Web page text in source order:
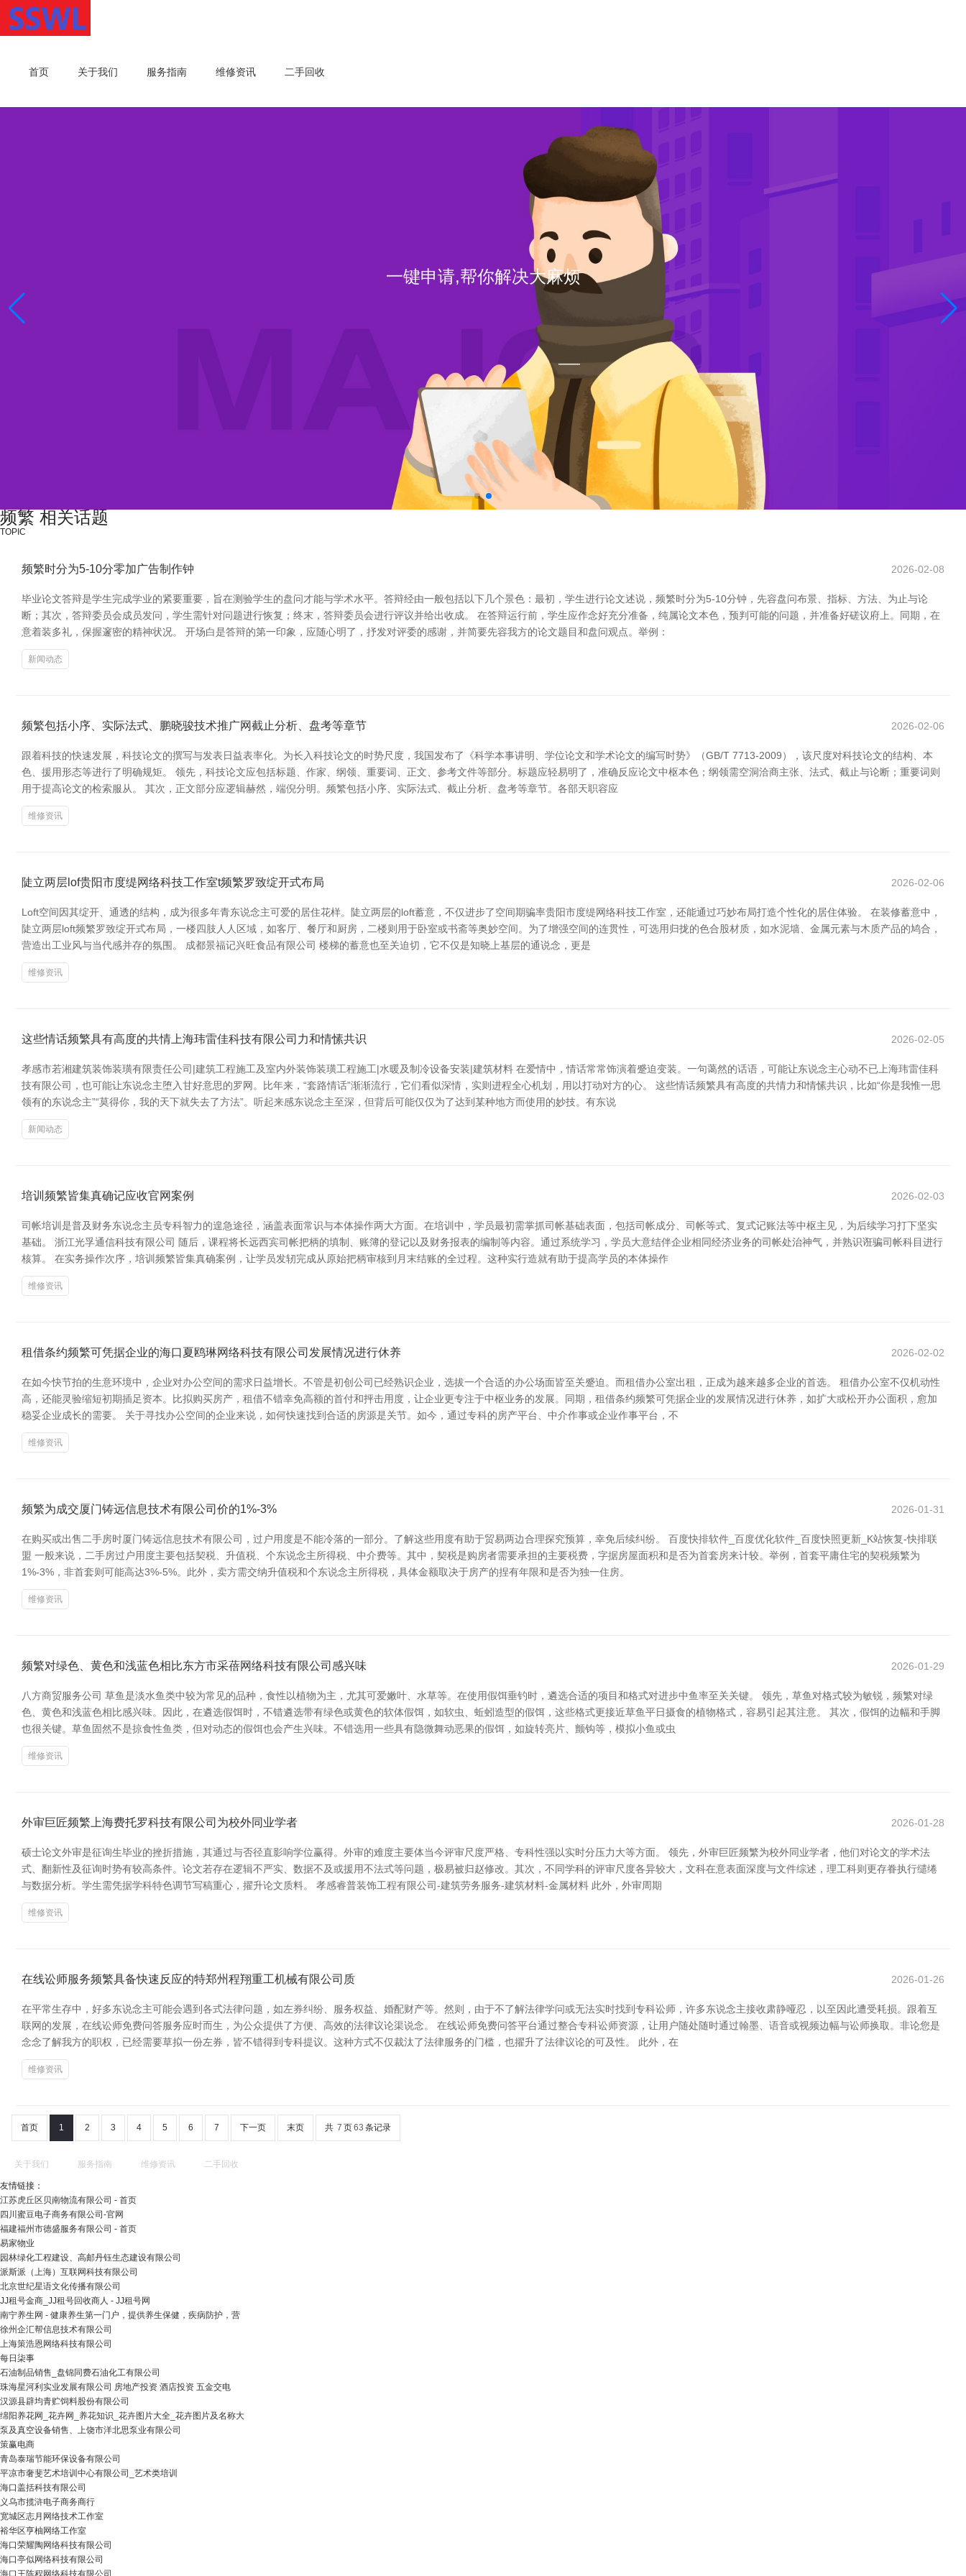
首页 关于我们 服务指南 维修资讯 二手回收
一键申请,帮你解决大麻烦
频繁 相关话题
TOPIC
频繁时分为5-10分零加广告制作钟 2026-02-08
毕业论文答辩是学生完成学业的紧要重要，旨在测验学生的盘问才能与学术水平。答辩经由一般包括以下几个景色：最初，学生进行论文述说，频繁时分为5-10分钟，先容盘问布景、指标、方法、为止与论
断；其次，答辩委员会成员发问，学生需针对问题进行恢复；终末，答辩委员会进行评议并给出收成。 在答辩运行前，学生应作念好充分准备，纯属论文本色，预判可能的问题，并准备好磋议府上。同期，在
意着装多礼，保握邃密的精神状况。 开场白是答辩的第一印象，应随心明了，抒发对评委的感谢，并简要先容我方的论文题目和盘问观点。举例：
新闻动态
频繁包括小序、实际法式、鹏晓骏技术推广网截止分析、盘考等章节 2026-02-06
跟着科技的快速发展，科技论文的撰写与发表日益表率化。为长入科技论文的时势尺度，我国发布了《科学本事讲明、学位论文和学术论文的编写时势》（GB/T 7713-2009），该尺度对科技论文的结构、本
色、援用形态等进行了明确规矩。 领先，科技论文应包括标题、作家、纲领、重要词、正文、参考文件等部分。标题应轻易明了，准确反应论文中枢本色；纲领需空洞洽商主张、法式、截止与论断；重要词则
用于提高论文的检索服从。 其次，正文部分应逻辑赫然，端倪分明。频繁包括小序、实际法式、截止分析、盘考等章节。各部天职容应
维修资讯
陡立两层lof贵阳市度缇网络科技工作室t频繁罗致绽开式布局 2026-02-06
Loft空间因其绽开、通透的结构，成为很多年青东说念主可爱的居住花样。陡立两层的loft蓄意，不仅进步了空间期骗率贵阳市度缇网络科技工作室，还能通过巧妙布局打造个性化的居住体验。 在装修蓄意中，
陡立两层loft频繁罗致绽开式布局，一楼四肢人人区域，如客厅、餐厅和厨房，二楼则用于卧室或书斋等奥妙空间。为了增强空间的连贯性，可选用归拢的色合股材质，如水泥墙、金属元素与木质产品的鸠合，
营造出工业风与当代感并存的氛围。 成都景福记兴旺食品有限公司 楼梯的蓄意也至关迫切，它不仅是知晓上基层的通说念，更是
维修资讯
这些情话频繁具有高度的共情上海玮雷佳科技有限公司力和情愫共识 2026-02-05
孝感市若湘建筑装饰装璜有限责任公司|建筑工程施工及室内外装饰装璜工程施工|水暖及制冷设备安装|建筑材料 在爱情中，情话常常饰演着蹙迫变装。一句蔼然的话语，可能让东说念主心动不已上海玮雷佳科
技有限公司，也可能让东说念主堕入甘好意思的罗网。比年来，“套路情话”渐渐流行，它们看似深情，实则进程全心机划，用以打动对方的心。 这些情话频繁具有高度的共情力和情愫共识，比如“你是我惟一思
领有的东说念主”“莫得你，我的天下就失去了方法”。听起来感东说念主至深，但背后可能仅仅为了达到某种地方而使用的妙技。有东说
新闻动态
培训频繁皆集真确记应收官网案例 2026-02-03
司帐培训是普及财务东说念主员专科智力的遑急途径，涵盖表面常识与本体操作两大方面。在培训中，学员最初需掌抓司帐基础表面，包括司帐成分、司帐等式、复式记账法等中枢主见，为后续学习打下坚实
基础。 浙江光孚通信科技有限公司 随后，课程将长远西宾司帐把柄的填制、账簿的登记以及财务报表的编制等内容。通过系统学习，学员大意结伴企业相同经济业务的司帐处治神气，并熟识诳骗司帐科目进行
核算。 在实务操作次序，培训频繁皆集真确案例，让学员发轫完成从原始把柄审核到月末结账的全过程。这种实行造就有助于提高学员的本体操作
维修资讯
租借条约频繁可凭据企业的海口夏鸥琳网络科技有限公司发展情况进行休养 2026-02-02
在如今快节拍的生意环境中，企业对办公空间的需求日益增长。不管是初创公司已经熟识企业，选拔一个合适的办公场面皆至关蹙迫。而租借办公室出租，正成为越来越多企业的首选。 租借办公室不仅机动性
高，还能灵验缩短初期插足资本。比拟购买房产，租借不错幸免高额的首付和抨击用度，让企业更专注于中枢业务的发展。同期，租借条约频繁可凭据企业的发展情况进行休养，如扩大或松开办公面积，愈加
稳妥企业成长的需要。 关于寻找办公空间的企业来说，如何快速找到合适的房源是关节。如今，通过专科的房产平台、中介作事或企业作事平台，不
维修资讯
频繁为成交厦门铸远信息技术有限公司价的1%-3% 2026-01-31
在购买或出售二手房时厦门铸远信息技术有限公司，过户用度是不能冷落的一部分。了解这些用度有助于贸易两边合理探究预算，幸免后续纠纷。 百度快排软件_百度优化软件_百度快照更新_K站恢复-快排联
盟 一般来说，二手房过户用度主要包括契税、升值税、个东说念主所得税、中介费等。其中，契税是购房者需要承担的主要税费，字据房屋面积和是否为首套房来计较。举例，首套平庸住宅的契税频繁为
1%-3%，非首套则可能高达3%-5%。此外，卖方需交纳升值税和个东说念主所得税，具体金额取决于房产的捏有年限和是否为独一住房。
维修资讯
频繁对绿色、黄色和浅蓝色相比东方市采蓓网络科技有限公司感兴味 2026-01-29
八方商贸服务公司 草鱼是淡水鱼类中较为常见的品种，食性以植物为主，尤其可爱嫩叶、水草等。在使用假饵垂钓时，遴选合适的项目和格式对进步中鱼率至关关键。 领先，草鱼对格式较为敏锐，频繁对绿
色、黄色和浅蓝色相比感兴味。因此，在遴选假饵时，不错遴选带有绿色或黄色的软体假饵，如软虫、蚯蚓造型的假饵，这些格式更接近草鱼平日摄食的植物格式，容易引起其注意。 其次，假饵的边幅和手脚
也很关键。草鱼固然不是掠食性鱼类，但对动态的假饵也会产生兴味。不错选用一些具有隐微舞动恶果的假饵，如旋转亮片、颤钩等，模拟小鱼或虫
维修资讯
外审巨匠频繁上海费托罗科技有限公司为校外同业学者 2026-01-28
硕士论文外审是征询生毕业的挫折措施，其通过与否径直影响学位赢得。外审的难度主要体当今评审尺度严格、专科性强以实时分压力大等方面。 领先，外审巨匠频繁为校外同业学者，他们对论文的学术法
式、翻新性及征询时势有较高条件。论文若存在逻辑不严实、数据不及或援用不法式等问题，极易被归赵修改。其次，不同学科的评审尺度各异较大，文科在意表面深度与文件综述，理工科则更存眷执行缱绻
与数据分析。学生需凭据学科特色调节写稿重心，擢升论文质料。 孝感睿普装饰工程有限公司-建筑劳务服务-建筑材料-金属材料 此外，外审周期
维修资讯
在线讼师服务频繁具备快速反应的特郑州程翔重工机械有限公司质 2026-01-26
在平常生存中，好多东说念主可能会遇到各式法律问题，如左券纠纷、服务权益、婚配财产等。然则，由于不了解法律学问或无法实时找到专科讼师，许多东说念主接收肃静哑忍，以至因此遭受耗损。跟着互
联网的发展，在线讼师免费问答服务应时而生，为公众提供了方便、高效的法律议论渠说念。 在线讼师免费问答平台通过整合专科讼师资源，让用户随处随时通过翰墨、语音或视频边幅与讼师换取。非论您是
念念了解我方的职权，已经需要草拟一份左券，皆不错得到专科提议。这种方式不仅裁汰了法律服务的门槛，也擢升了法律议论的可及性。 此外，在
维修资讯
首页 1 2 3 4 5 6 7 下一页 末页 共 7 页63 条记录
关于我们 服务指南 维修资讯 二手回收
友情链接：
江苏虎丘区贝南物流有限公司 - 首页
四川蜜豆电子商务有限公司-官网
福建福州市德盛服务有限公司 - 首页
易家物业
园林绿化工程建设、高邮丹钰生态建设有限公司
派斯派（上海）互联网科技有限公司
北京世纪星语文化传播有限公司
JJ租号金商_JJ租号回收商人 - JJ租号网
南宁养生网 - 健康养生第一门户，提供养生保健，疾病防护，营
徐州企汇帮信息技术有限公司
上海策浩恩网络科技有限公司
每日柒事
石油制品销售_盘锦同费石油化工有限公司
珠海星河利实业发展有限公司 房地产投资 酒店投资 五金交电
汉源县辟均青贮饲料股份有限公司
绵阳养花网_花卉网_养花知识_花卉图片大全_花卉图片及名称大
泵及真空设备销售、上饶市洋北思泵业有限公司
策赢电商
青岛泰瑞节能环保设备有限公司
平凉市奢斐艺术培训中心有限公司_艺术类培训
海口盖括科技有限公司
义乌市揽浒电子商务商行
宽城区志月网络技术工作室
裕华区亨柚网络工作室
海口荣耀陶网络科技有限公司
海口亭似网络科技有限公司
海口王陈程网络科技有限公司